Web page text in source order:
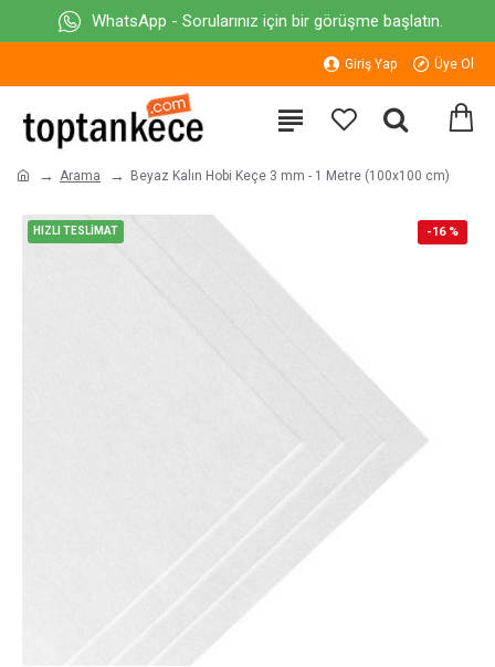
WhatsApp - Sorularınız için bir görüşme başlatın.
Giriş Yap Üye Ol
Arama Beyaz Kalın Hobi Keçe 3 mm - 1 Metre (100x100 cm)
HIZLI TESLİMAT -16 %